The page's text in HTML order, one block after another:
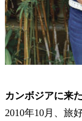
カンボジアに来
2010年10月、旅